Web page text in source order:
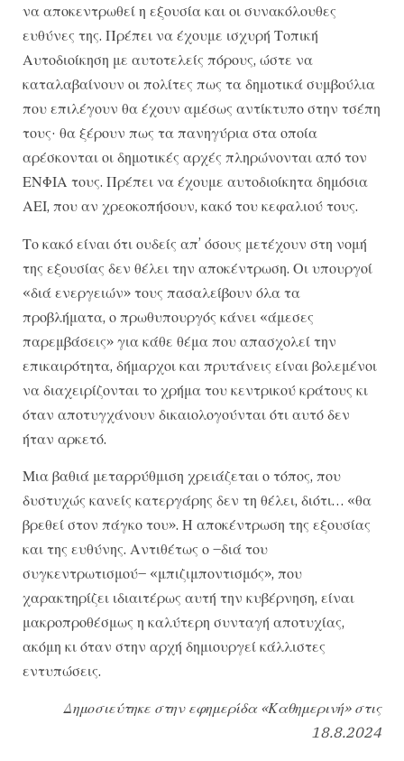
να αποκεντρωθεί η εξουσία και οι συνακόλουθες
ευθύνες της. Πρέπει να έχουμε ισχυρή Τοπική
Αυτοδιοίκηση με αυτοτελείς πόρους, ώστε να
καταλαβαίνουν οι πολίτες πως τα δημοτικά συμβούλια
που επιλέγουν θα έχουν αμέσως αντίκτυπο στην τσέπη
τους· θα ξέρουν πως τα πανηγύρια στα οποία
αρέσκονται οι δημοτικές αρχές πληρώνονται από τον
ΕΝΦΙΑ τους. Πρέπει να έχουμε αυτοδιοίκητα δημόσια
ΑΕΙ, που αν χρεοκοπήσουν, κακό του κεφαλιού τους.
Το κακό είναι ότι ουδείς απ’ όσους μετέχουν στη νομή
της εξουσίας δεν θέλει την αποκέντρωση. Οι υπουργοί
«διά ενεργειών» τους πασαλείβουν όλα τα
προβλήματα, ο πρωθυπουργός κάνει «άμεσες
παρεμβάσεις» για κάθε θέμα που απασχολεί την
επικαιρότητα, δήμαρχοι και πρυτάνεις είναι βολεμένοι
να διαχειρίζονται το χρήμα του κεντρικού κράτους κι
όταν αποτυγχάνουν δικαιολογούνται ότι αυτό δεν
ήταν αρκετό.
Μια βαθιά μεταρρύθμιση χρειάζεται ο τόπος, που
δυστυχώς κανείς κατεργάρης δεν τη θέλει, διότι… «θα
βρεθεί στον πάγκο του». Η αποκέντρωση της εξουσίας
και της ευθύνης. Αντιθέτως ο –διά του
συγκεντρωτισμού– «μπιζιμποντισμός», που
χαρακτηρίζει ιδιαιτέρως αυτή την κυβέρνηση, είναι
μακροπροθέσμως η καλύτερη συνταγή αποτυχίας,
ακόμη κι όταν στην αρχή δημιουργεί κάλλιστες
εντυπώσεις.
Δημοσιεύτηκε στην εφημερίδα «Καθημερινή» στις
18.8.2024